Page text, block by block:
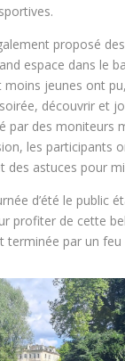
proposé
espace dans le
moins jeunes ont
découvrir et
par des moniteurs
les participants
des astuces pour
d’été le public
profiter de cette
terminée par un